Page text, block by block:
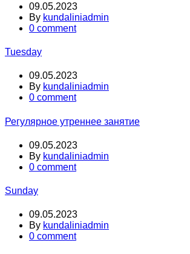
09.05.2023
By kundaliniadmin
0 comment
Tuesday
09.05.2023
By kundaliniadmin
0 comment
Регулярное утреннее занятие
09.05.2023
By kundaliniadmin
0 comment
Sunday
09.05.2023
By kundaliniadmin
0 comment